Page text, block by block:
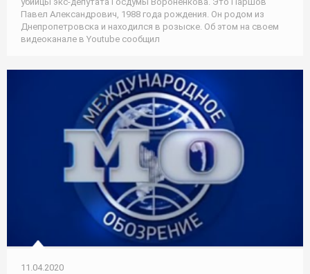
Павел Александрович, 1988 года рождения. Он родом из
Днепропетровска и находился в розыске. Об этом на своем
видеоканале в Youtube сообщил
11.04.2020